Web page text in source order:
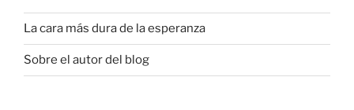
La cara más dura de la esperanza
Sobre el autor del blog